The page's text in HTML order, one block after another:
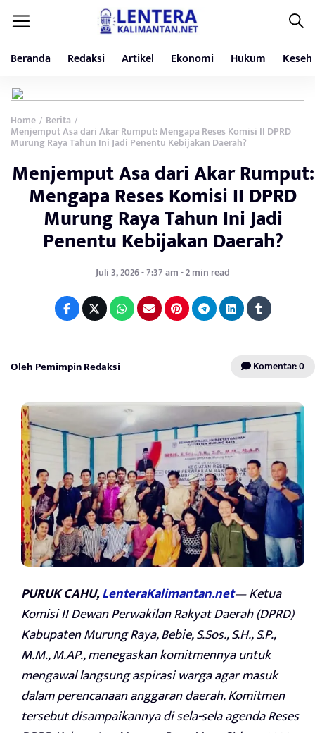
Beranda Redaksi Artikel Ekonomi Hukum
Home / Berita /
Menjemput Asa dari Akar Rumput: Mengapa Reses Komisi II DPRD
Murung Raya Tahun Ini Jadi Penentu Kebijakan Daerah?
Menjemput Asa dari Akar Rumput:
Mengapa Reses Komisi II DPRD
Murung Raya Tahun Ini Jadi
Penentu Kebijakan Daerah?
Juli 3, 2026 - 7:37 am - 2 min read
Oleh Pemimpin Redaksi Komentar: 0
PURUK CAHU,LenteraKalimantan.net— Ketua
Komisi II Dewan Perwakilan Rakyat Daerah (DPRD)
Kabupaten Murung Raya, Bebie, S.Sos., S.H., S.P.,
M.M., M.AP., menegaskan komitmennya untuk
mengawal langsung aspirasi warga agar masuk
dalam perencanaan anggaran daerah. Komitmen
tersebut disampaikannya di sela-sela agenda Reses